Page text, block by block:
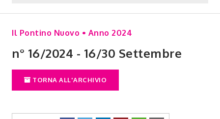
Il Pontino Nuovo • Anno 2024
n° 16/2024 - 16/30 Settembre
TORNA ALL'ARCHIVIO